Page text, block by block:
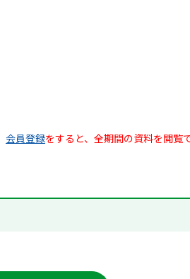
会員登録をすると、全期間の資料を閲覧